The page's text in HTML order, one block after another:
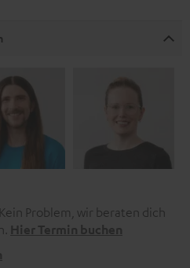
Problem, wir beraten dich
Hier Termin buchen